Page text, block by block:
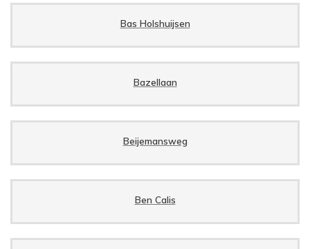
Bas Holshuijsen
Bazellaan
Beijemansweg
Ben Calis